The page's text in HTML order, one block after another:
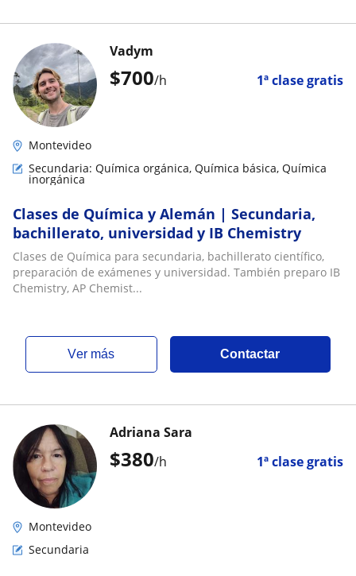
$700/h 1ª clase gratis
Vadym
Montevideo
Secundaria: Química orgánica, Química básica, Química
inorgánica
Clases de Química y Alemán | Secundaria,
bachillerato, universidad y IB Chemistry
Clases de Química para secundaria, bachillerato científico,
preparación de exámenes y universidad. También preparo IB
Chemistry, AP Chemist...
ver más Contactar
$380/h 1ª clase gratis
Adriana Sara
Montevideo
Secundaria